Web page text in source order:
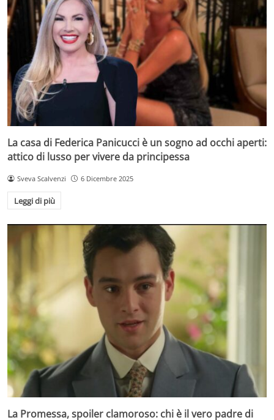
La casa di Federica Panicucci è un sogno ad occhi aperti:
attico di lusso per vivere da principessa
Sveva Scalvenzi 6 Dicembre 2025
Leggi di più
La Promessa, spoiler clamoroso: chi è il vero padre di